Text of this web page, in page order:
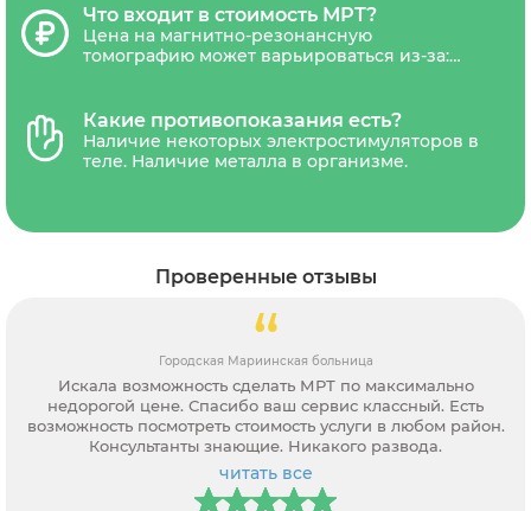
должны сопровождаться уполномоченным
представителем(один из родителей или
законный представитель ребенка).
Что входит в стоимость МРТ?
Цена на магнитно-резонансную
томографию может варьироваться из-за:
сверхвысокопольные), наличия акций и
скидок. В стоимость обследования обычно
входит диагностика, письменное
заключение рентгенолога и запись
диагностических центрах платной является
рентгенологическую пленку.
Какие противопоказания есть?
Наличие некоторых электростимуляторов в
теле. Наличие металла в организме.
Проверенные отзывы
Городская Мариинская больница
Искала возможность сделать МРТ по максимально
недорогой цене. Спасибо ваш сервис классный. Есть
возможность посмотреть стоимость услуги в любом район.
Консультанты знающие. Никакого развода.
читать все